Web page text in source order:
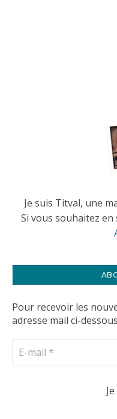
Je suis Titval, une
Si vous souhaitez en
Pour recevoir les
adresse mail ci-